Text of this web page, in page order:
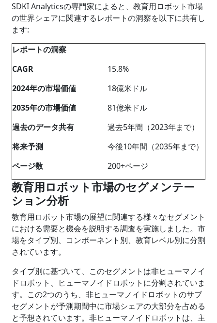
SDKI Analyticsの専門家によると、教育用ロボット市場
の世界シェアに関連するレポートの洞察を以下に共有し
ます:
レポートの洞察
CAGR
15.8%
2024年の市場価値
18億米ドル
2035年の市場価値
81億米ドル
過去のデータ共有
過去5年間（2023年まで）
将来予測
今後10年間（2035年まで）
ページ数
200+ページ
教育用ロボット市場のセグメンテー
ション分析
教育用ロボット市場の展望に関連する様々なセグメント
における需要と機会を説明する調査を実施しました。市
場をタイプ別、コンポーネント別、教育レベル別に分割
されています。
タイプ別に基づいて、このセグメントは非ヒューマノイ
ドロボット、ヒューマノイドロボットに分割されていま
す。この2つのうち、非ヒューマノイドロボットのサブ
セグメントが予測期間中に市場シェアの大部分を占める
と予想されています。非ヒューマノイドロボットは、主